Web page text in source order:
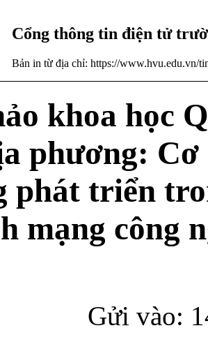
Cổng thông tin điện tử
Bản in từ địa chỉ: https://www.hvu.edu.vn/
khoa học
phương:
phát triển
mạng công
Gửi vào: